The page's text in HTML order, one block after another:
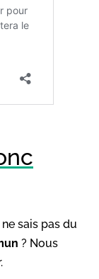
sais pas du
? Nous